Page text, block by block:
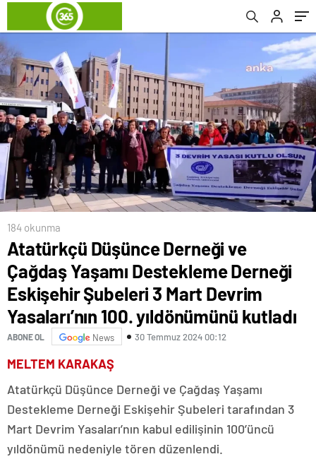
Şubeleri 3 Mart Devrim Yasaları’nın 100.
yıldönümünü kutladı
184 okunma
Atatürkçü Düşünce Derneği ve
Çağdaş Yaşamı Destekleme Derneği
Eskişehir Şubeleri 3 Mart Devrim
Yasaları’nın 100. yıldönümünü kutladı
ABONE OL News 30 Temmuz 2024 00:12
MELTEM KARAKAŞ
Atatürkçü Düşünce Derneği ve Çağdaş Yaşamı
Destekleme Derneği Eskişehir Şubeleri tarafından 3
Mart Devrim Yasaları’nın kabul edilişinin 100’üncü
yıldönümü nedeniyle tören düzenlendi.